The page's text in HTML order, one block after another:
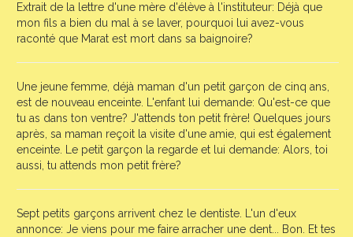
Extrait de la lettre d'une mère d'élève à l'instituteur: Déjà que
mon fils a bien du mal à se laver, pourquoi lui avez-vous
raconté que Marat est mort dans sa baignoire?
Une jeune femme, déjà maman d'un petit garçon de cinq ans,
est de nouveau enceinte. L'enfant lui demande: Qu'est-ce que
tu as dans ton ventre? J'attends ton petit frère! Quelques jours
après, sa maman reçoit la visite d'une amie, qui est également
enceinte. Le petit garçon la regarde et lui demande: Alors, toi
aussi, tu attends mon petit frère?
Sept petits garçons arrivent chez le dentiste. L'un d'eux
annonce: Je viens pour me faire arracher une dent... Bon. Et tes